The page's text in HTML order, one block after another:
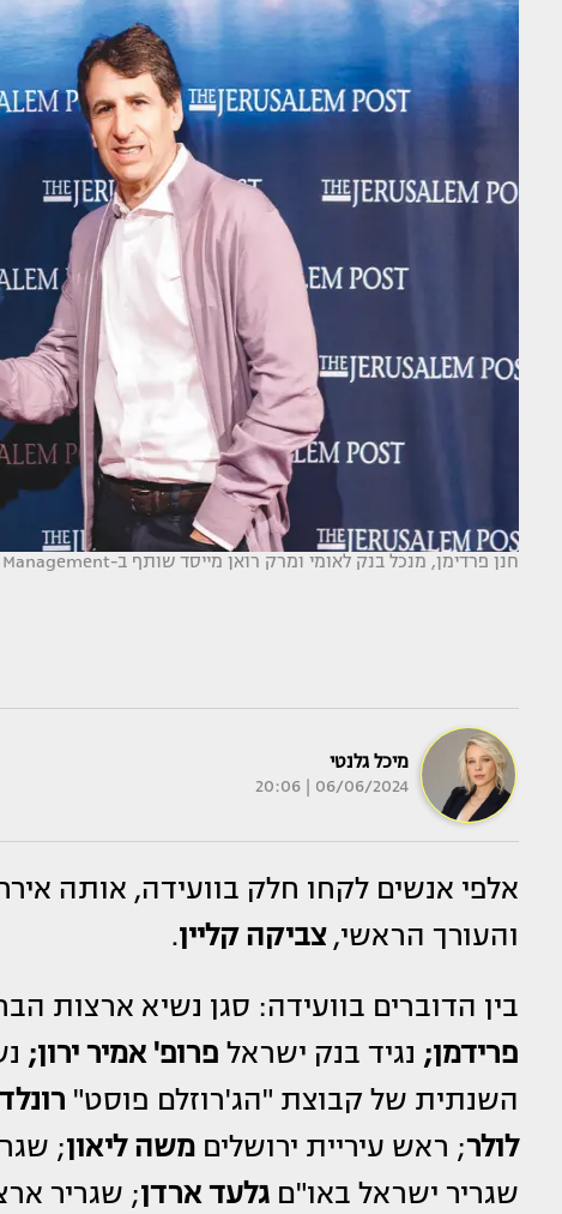
חנן פרדימן, מנכל בנק לאומי ומרק רואן מייסד שותף ב-Apollo Global Management. (צילום: מרק ישראל סלם, גיא סידי)
מיכל גלנטי
06/06/2024 | 20:06
אלפי אנשים לקחו חלק בוועידה, אותה
והעורך הראשי,צביקה קליין.
בין הדוברים בוועידה: סגן נשיא ארצות
פרידמן; נגיד בנק ישראל פרופ' אמיר ירון;
השנתית של קבוצת "הג'רוזלם פוסט"
לולר; ראש עיריית ירושליםמשה ליאון;
שגריר ישראל באו"םגלעד ארדן; שגריר